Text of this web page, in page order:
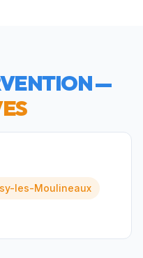
—
les-Moulineaux